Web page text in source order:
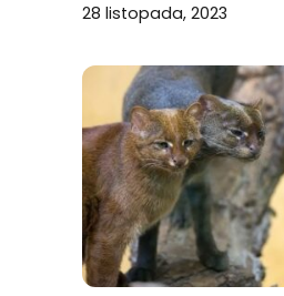
28 listopada, 2023